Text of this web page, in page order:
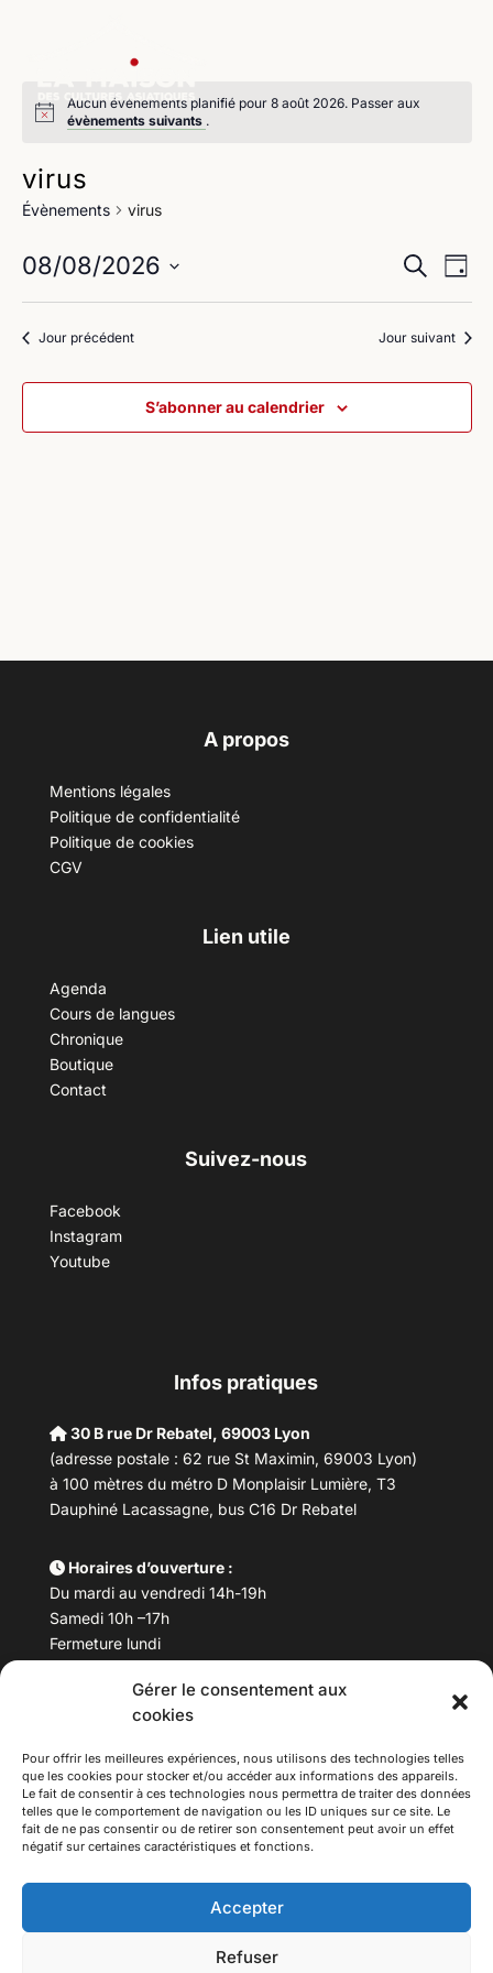
Gérer le consentement aux
cookies
Pour offrir les meilleures expériences, nous utilisons des technologies telles
que les cookies pour stocker et/ou accéder aux informations des appareils.
Le fait de consentir à ces technologies nous permettra de traiter des données
telles que le comportement de navigation ou les ID uniques sur ce site. Le
fait de ne pas consentir ou de retirer son consentement peut avoir un effet
négatif sur certaines caractéristiques et fonctions.
Accepter
Refuser
Aucun évènements planifié pour 8 août 2026. Passer aux
évènements suivants .
virus
Évènements virus
et
de
vues
Recherche
de
Jour
08/08/2026
date.Jour précédent Jour suivant
S’abonner au calendrier
A propos
Mentions légales
Politique de confidentialité
Politique de cookies
CGV
Lien utile
Agenda
Cours de langues
Chronique
Boutique
Contact
Suivez-nous
Facebook
Instagram
Youtube
Infos pratiques
30 B rue Dr Rebatel, 69003 Lyon
(adresse postale : 62 rue St Maximin, 69003 Lyon)
à 100 mètres du métro D Monplaisir Lumière, T3
Dauphiné Lacassagne, bus C16 Dr Rebatel
Horaires d’ouverture :
Du mardi au vendredi 14h-19h
Samedi 10h –17h
Fermeture lundi
Téléphone : 04 78 53 06 40
maisondesculturesasiatiques@asiexpo.com